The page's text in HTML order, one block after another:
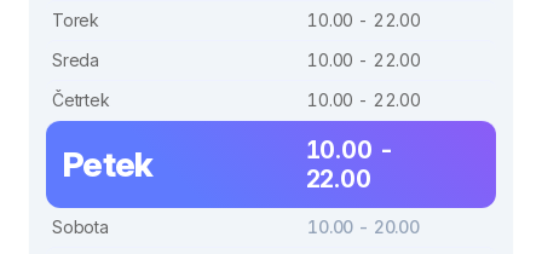
Torek
10.00 - 22.00
Sreda
10.00 - 22.00
Četrtek
10.00 - 22.00
Petek
10.00 -
22.00
Sobota
10.00 - 20.00